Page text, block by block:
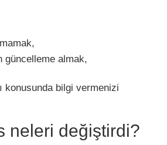
güncelleme almak,
konusunda bilgi vermenizi
neleri değiştirdi?